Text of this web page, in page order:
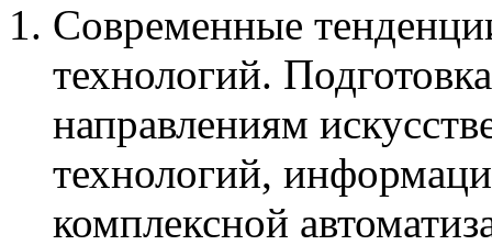
Современные
технологий.
направлениям
технологий,
комплексной